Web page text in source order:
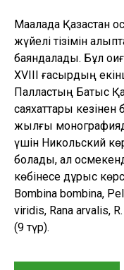
Мақалада Қазақстан
жүйелі тізімін
баяндалады. Бұл
XVIII ғасырдың
Палластың Батыс
саяхаттары кезінен
жылғы
үшін Никольский
болады, ал
көбінесе дұрыс
Bombina bombina,
viridis, Rana arvalis,
(9 түр).